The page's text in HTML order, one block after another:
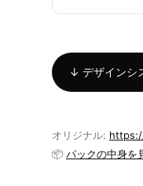
↓ デザインシ
オリジナル:
📦 パックの中身を